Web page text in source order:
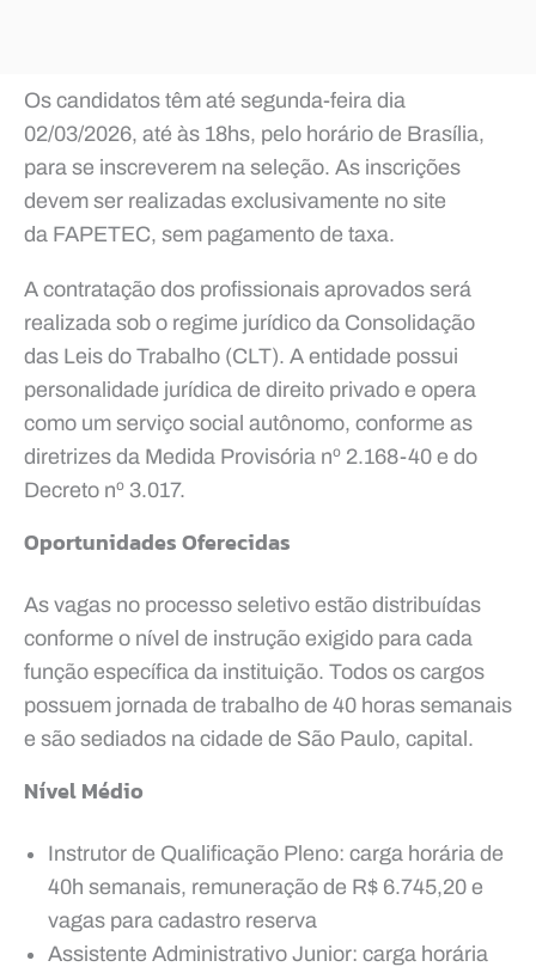
Os candidatos têm até segunda-feira dia
02/03/2026, até às 18hs, pelo horário de Brasília,
para se inscreverem na seleção. As inscrições
devem ser realizadas exclusivamente no site
da FAPETEC, sem pagamento de taxa.
A contratação dos profissionais aprovados será
realizada sob o regime jurídico da Consolidação
das Leis do Trabalho (CLT). A entidade possui
personalidade jurídica de direito privado e opera
como um serviço social autônomo, conforme as
diretrizes da Medida Provisória nº 2.168-40 e do
Decreto nº 3.017.
Oportunidades Oferecidas
As vagas no processo seletivo estão distribuídas
conforme o nível de instrução exigido para cada
função específica da instituição. Todos os cargos
possuem jornada de trabalho de 40 horas semanais
e são sediados na cidade de São Paulo, capital.
Nível Médio
Instrutor de Qualificação Pleno: carga horária de
40h semanais, remuneração de R$ 6.745,20 e
vagas para cadastro reserva
Assistente Administrativo Junior: carga horária